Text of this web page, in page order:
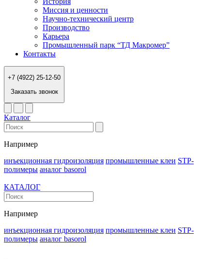
Миссия и ценности
Научно-технический центр
Производство
Карьера
Промышленный парк “ТД Макромер”
Контакты
+7 (4922) 25-12-50
Заказать звонок
Каталог
Например
инъекционная гидроизоляция промышленные клеи STP-
полимеры аналог basorol
КАТАЛОГ
Например
инъекционная гидроизоляция промышленные клеи STP-
полимеры аналог basorol